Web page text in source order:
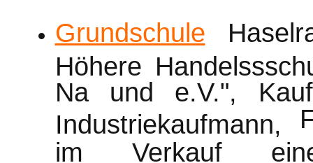
Grundschule
Höhere
Na und e.V.",
Industriekaufmann,
im Verkauf